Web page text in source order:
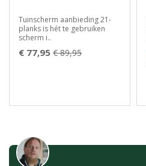
Tuinscherm aanbieding 21-
planks is hét te gebruiken
scherm i..
€ 77,95 € 89,95